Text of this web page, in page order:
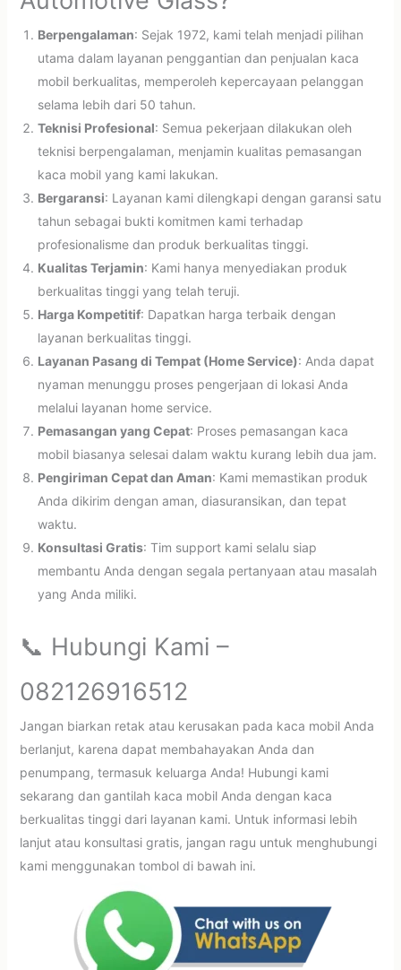
Berpengalaman: Sejak 1972, kami telah menjadi pilihan
utama dalam layanan penggantian dan penjualan kaca
mobil berkualitas, memperoleh kepercayaan pelanggan
selama lebih dari 50 tahun.
Teknisi Profesional: Semua pekerjaan dilakukan oleh
teknisi berpengalaman, menjamin kualitas pemasangan
kaca mobil yang kami lakukan.
Bergaransi: Layanan kami dilengkapi dengan garansi satu
tahun sebagai bukti komitmen kami terhadap
profesionalisme dan produk berkualitas tinggi.
Kualitas Terjamin: Kami hanya menyediakan produk
berkualitas tinggi yang telah teruji.
Harga Kompetitif: Dapatkan harga terbaik dengan
layanan berkualitas tinggi.
Layanan Pasang di Tempat (Home Service): Anda dapat
nyaman menunggu proses pengerjaan di lokasi Anda
melalui layanan home service.
Pemasangan yang Cepat: Proses pemasangan kaca
mobil biasanya selesai dalam waktu kurang lebih dua jam.
Pengiriman Cepat dan Aman: Kami memastikan produk
Anda dikirim dengan aman, diasuransikan, dan tepat
waktu.
Konsultasi Gratis: Tim support kami selalu siap
membantu Anda dengan segala pertanyaan atau masalah
yang Anda miliki.
📞 Hubungi Kami –
082126916512
Jangan biarkan retak atau kerusakan pada kaca mobil Anda
berlanjut, karena dapat membahayakan Anda dan
penumpang, termasuk keluarga Anda! Hubungi kami
sekarang dan gantilah kaca mobil Anda dengan kaca
berkualitas tinggi dari layanan kami. Untuk informasi lebih
lanjut atau konsultasi gratis, jangan ragu untuk menghubungi
kami menggunakan tombol di bawah ini.